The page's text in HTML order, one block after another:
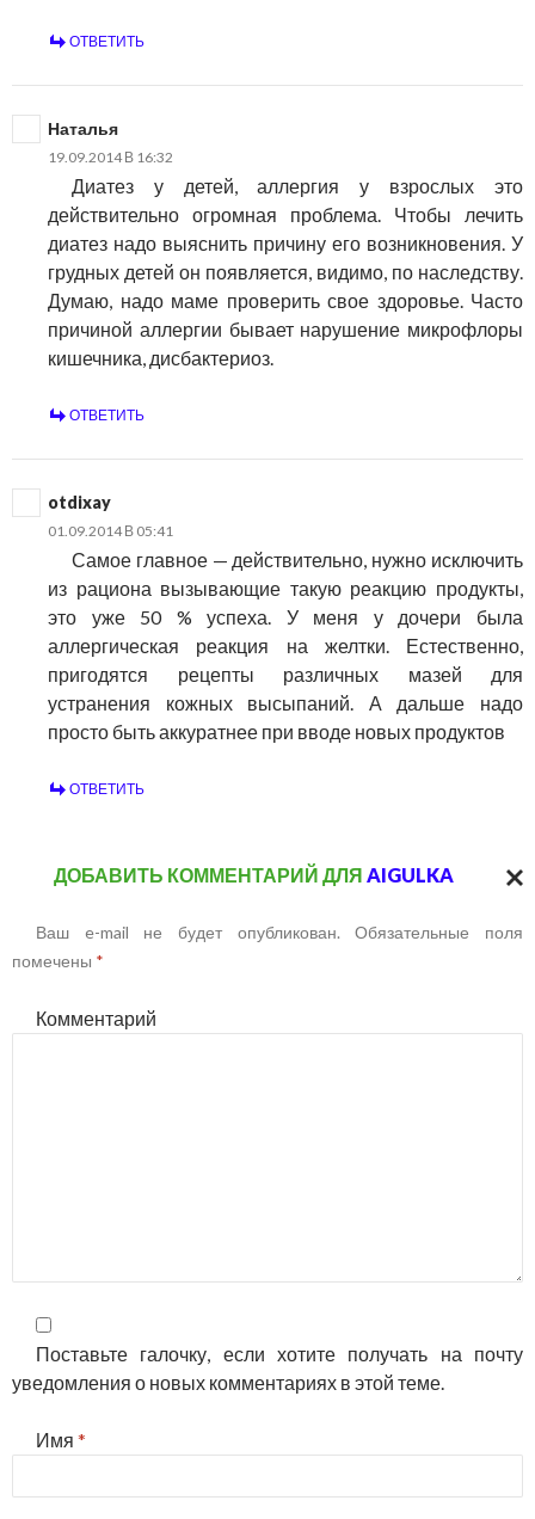
ОТВЕТИТЬ
Наталья
19.09.2014 В 16:32
Диатез у детей, аллергия у взрослых это
действительно огромная проблема. Чтобы лечить
диатез надо выяснить причину его возникновения. У
грудных детей он появляется, видимо, по наследству.
Думаю, надо маме проверить свое здоровье. Часто
причиной аллергии бывает нарушение микрофлоры
кишечника, дисбактериоз.
ОТВЕТИТЬ
otdixay
01.09.2014 В 05:41
Самое главное — действительно, нужно исключить
из рациона вызывающие такую реакцию продукты,
это уже 50 % успеха. У меня у дочери была
аллергическая реакция на желтки. Естественно,
пригодятся рецепты различных мазей для
устранения кожных высыпаний. А дальше надо
просто быть аккуратнее при вводе новых продуктов
ОТВЕТИТЬ
ДОБАВИТЬ КОММЕНТАРИЙ ДЛЯ AIGULKA
Ваш e-mail не будет опубликован. Обязательные поля
помечены *
Комментарий
Поставьте галочку, если хотите получать на почту
уведомления о новых комментариях в этой теме.
Имя *